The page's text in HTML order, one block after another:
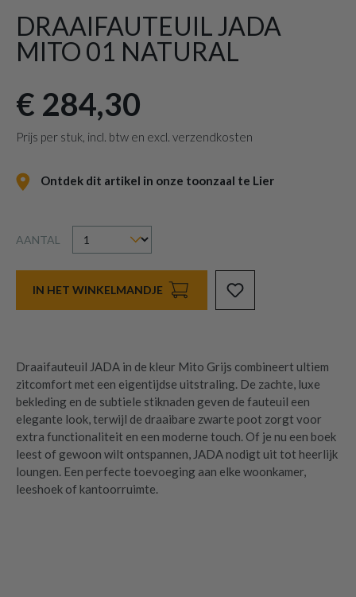
DRAAIFAUTEUIL JADA
MITO 01 NATURAL
€ 284,30
Prijs per stuk, incl. btw en excl. verzendkosten
Ontdek dit artikel in onze toonzaal te Lier
AANTAL
IN HET WINKELMANDJE
Draaifauteuil JADA in de kleur Mito Grijs combineert ultiem
zitcomfort met een eigentijdse uitstraling. De zachte, luxe
bekleding en de subtiele stiknaden geven de fauteuil een
elegante look, terwijl de draaibare zwarte poot zorgt voor
extra functionaliteit en een moderne touch. Of je nu een boek
leest of gewoon wilt ontspannen, JADA nodigt uit tot heerlijk
loungen. Een perfecte toevoeging aan elke woonkamer,
leeshoek of kantoorruimte.